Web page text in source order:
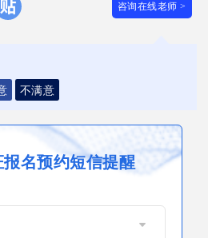
咨询在线老师 >
不满意
名预约短信提醒